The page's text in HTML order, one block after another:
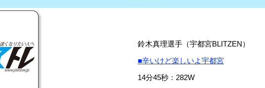
鈴木真理選手（宇都宮BLITZEN）
■辛いけど楽しいよ宇都宮
14分45秒：282W